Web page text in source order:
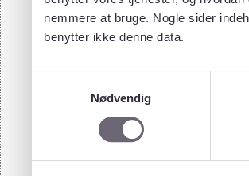
nemmere at bruge. Nogle sider
benytter ikke denne data.
Nødvendig